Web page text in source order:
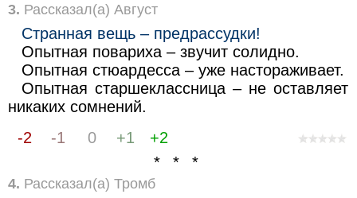
3. Рассказал(а) Август
Странная вещь – предрассудки!
Опытная повариха – звучит солидно.
Опытная стюардесса – уже настораживает.
Опытная старшеклассница – не оставляет
никаких сомнений.
-2
-1 0 +1
+2
* * *
4. Рассказал(а) Тромб